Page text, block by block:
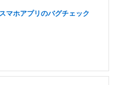
マホアプリのバグチェック